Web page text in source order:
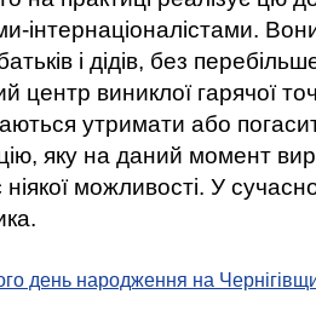
інтернаціоналістами.
і дідів, без
центр виниклої гарячої
утримати або
яку на даний момент
можливості. У
день народження на